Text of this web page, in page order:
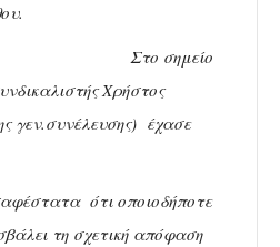
Στο σημείο
Χρήστος
γεν.συνέλευσης) έχασε
ότι οποιοδήποτε
τη σχετική απόφαση